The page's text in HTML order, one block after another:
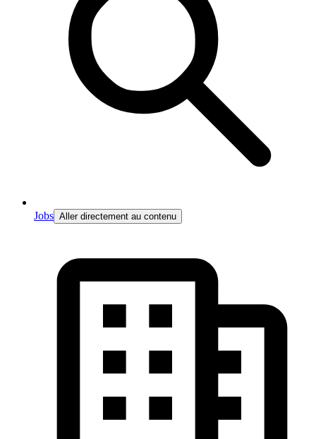
Jobs Aller directement au contenu